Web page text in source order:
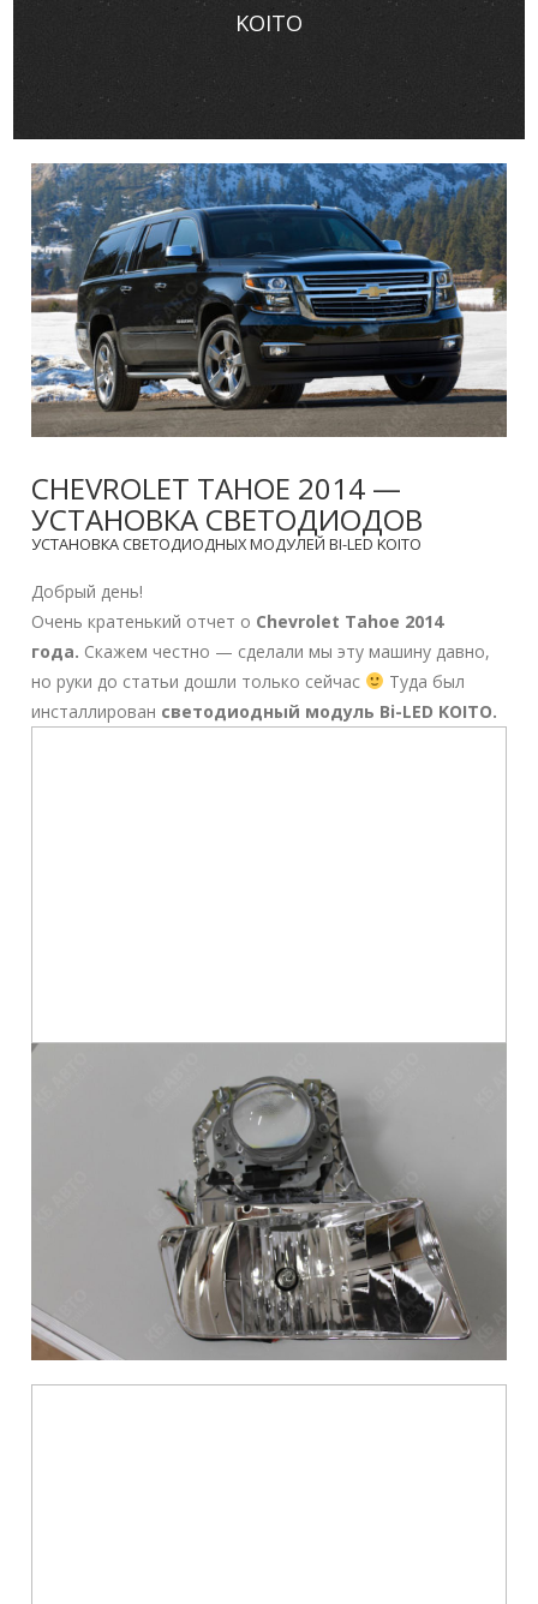
KOITO
CHEVROLET TAHOE 2014 —
УСТАНОВКА СВЕТОДИОДОВ
УСТАНОВКА СВЕТОДИОДНЫХ МОДУЛЕЙ BI-LED KOITO
Добрый день!
Очень кратенький отчет о Chevrolet Tahoe 2014
года. Cкажем честно — сделали мы эту машину давно,
но руки до статьи дошли только сейчас
Туда был
инсталлирован светодиодный модуль Bi-LED KOITO.